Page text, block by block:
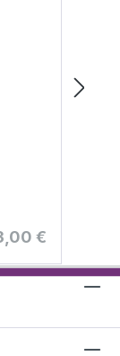
Preis:
€